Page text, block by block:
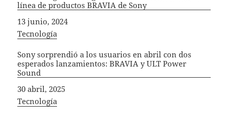
línea de productos BRAVIA de Sony
Fecha
13 junio, 2024
In relation to
Tecnología
Sony sorprendió a los usuarios en abril con dos
esperados lanzamientos: BRAVIA y ULT Power
Sound
Fecha
30 abril, 2025
In relation to
Tecnología